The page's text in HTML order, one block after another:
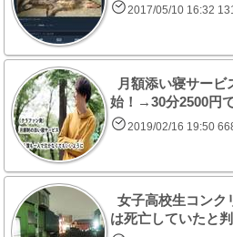
2017/05/10 16:32
月額添い寝サービ
始！→30分2500円
2019/02/16 19:50
女子高校生コンク
は死亡していたと